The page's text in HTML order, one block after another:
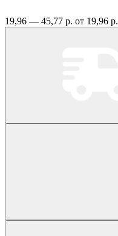
19,96 — 45,77 р. от 19,96 р.